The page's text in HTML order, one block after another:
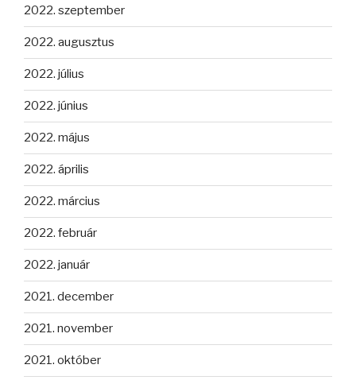
2022. szeptember
2022. augusztus
2022. július
2022. június
2022. május
2022. április
2022. március
2022. február
2022. január
2021. december
2021. november
2021. október